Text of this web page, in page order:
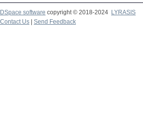
DSpace software copyright © 2018-2024 LYRASIS
Contact Us
Send Feedback